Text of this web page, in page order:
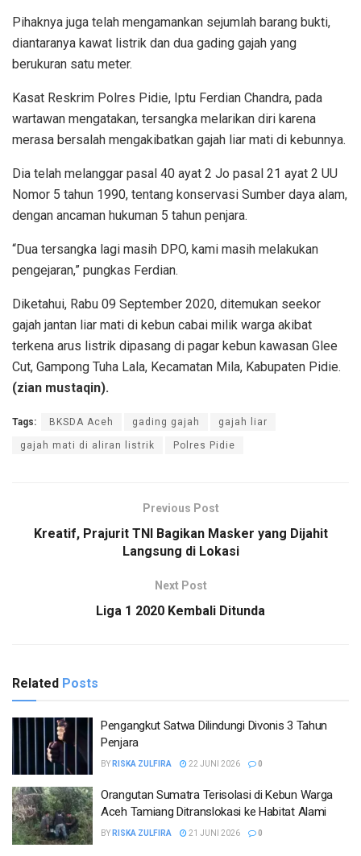
Pihaknya juga telah mengamankan sejumlah barang bukti,
diantaranya kawat listrik dan dua gading gajah yang
berukuran satu meter.
Kasat Reskrim Polres Pidie, Iptu Ferdian Chandra, pada
wartawan mengatakan, tersangka melarikan diri karena
merasa bersalah mengakibatkan gajah liar mati di kebunnya.
Dia telah melanggar pasal 40 ayat 2 Jo pasal 21 ayat 2 UU
Nomor 5 tahun 1990, tentang konservasi Sumber daya alam,
dengan ancaman hukuman 5 tahun penjara.
“Dua tersangka lagi masih DPO, kami masih melakukan
pengejaran,” pungkas Ferdian.
Diketahui, Rabu 09 September 2020, ditemukan seekor
gajah jantan liar mati di kebun cabai milik warga akibat
terkena arus listrik dipasang di pagar kebun kawasan Glee
Cut, Gampong Tuha Lala, Kecamatan Mila, Kabupaten Pidie.
(zian mustaqin).
Tags: BKSDA Aceh gading gajah gajah liar
gajah mati di aliran listrik Polres Pidie
Previous Post
Kreatif, Prajurit TNI Bagikan Masker yang Dijahit
Langsung di Lokasi
Next Post
Liga 1 2020 Kembali Ditunda
Related Posts
Pengangkut Satwa Dilindungi Divonis 3 Tahun
Penjara
BY RISKA ZULFIRA 22 JUNI 2026 0
Orangutan Sumatra Terisolasi di Kebun Warga
Aceh Tamiang Ditranslokasi ke Habitat Alami
BY RISKA ZULFIRA 21 JUNI 2026 0